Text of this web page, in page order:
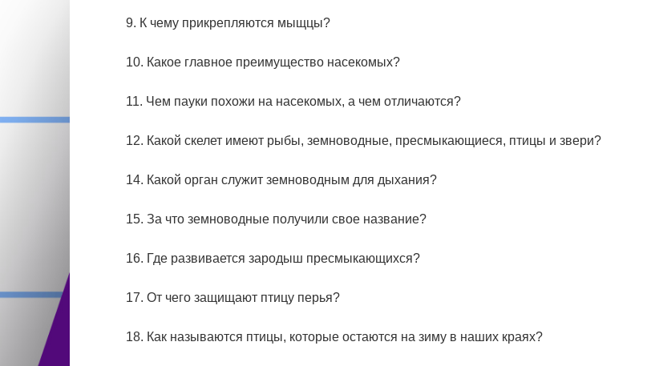
9. К чему прикрепляются мыщцы?
10. Какое главное преимущество насекомых?
11. Чем пауки похожи на насекомых, а чем отличаются?
12. Какой скелет имеют рыбы, земноводные, пресмыкающиеся, птицы и звери?
14. Какой орган служит земноводным для дыхания?
15. За что земноводные получили свое название?
16. Где развивается зародыш пресмыкающихся?
17. От чего защищают птицу перья?
18. Как называются птицы, которые остаются на зиму в наших краях?